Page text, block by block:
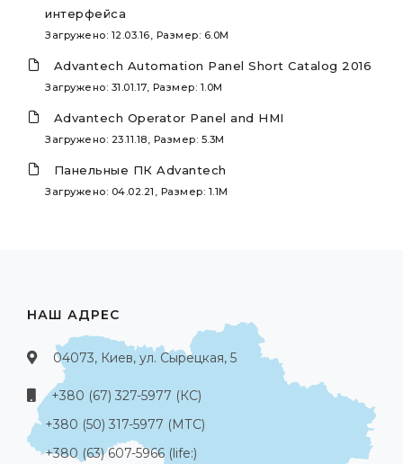
интерфейса
Загружено: 12.03.16, Размер: 6.0M
Advantech Automation Panel Short Catalog 2016
Загружено: 31.01.17, Размер: 1.0M
Advantech Operator Panel and HMI
Загружено: 23.11.18, Размер: 5.3M
Панельные ПК Advantech
Загружено: 04.02.21, Размер: 1.1M
НАШ АДРЕС
04073, Киев, ул. Сырецкая, 5
+380 (67) 327-5977 (КС)
+380 (50) 317-5977 (МТС)
+380 (63) 607-5966 (life:)